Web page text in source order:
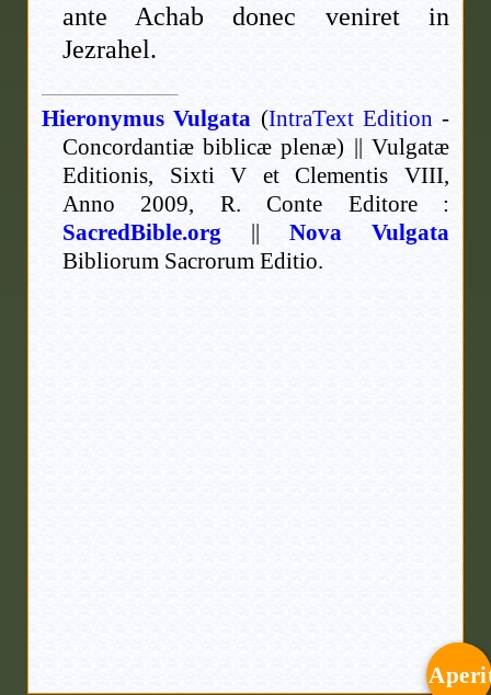
ante Achab donec veniret in
Jezrahel.
Hieronymus Vulgata (IntraText Edition-
Concordantiæ biblicæ plenæ) || Vulgatæ
Editionis, Sixti V et Clementis VIII,
Anno 2009, R. Conte Editore :
SacredBible.org || Nova Vulgata
Bibliorum Sacrorum Editio.